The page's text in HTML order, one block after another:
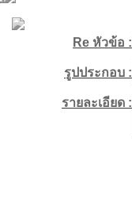
Re หัวข้อ :
รูปประกอบ :
รายละเอียด :